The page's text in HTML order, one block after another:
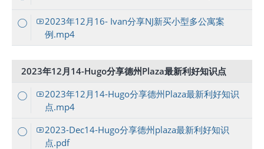
2023年12月16- Ivan分享NJ新买小型多公寓案
例.mp4
2023年12月14-Hugo分享德州Plaza最新利好知识点
2023年12月14-Hugo分享德州Plaza最新利好知识
点.mp4
2023-Dec14-Hugo分享德州plaza最新利好知识
点.pdf